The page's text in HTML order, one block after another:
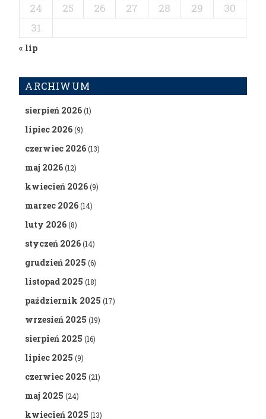
24
25 26 27 28 29
30
31
« lip
ARCHIWUM
sierpień 2026(1)
lipiec 2026(9)
czerwiec 2026(13)
maj 2026(12)
kwiecień 2026(9)
marzec 2026(14)
luty 2026(8)
styczeń 2026(14)
grudzień 2025 (6)
listopad 2025 (18)
październik 2025 (17)
wrzesień 2025 (19)
sierpień 2025 (16)
lipiec 2025 (9)
czerwiec 2025 (21)
maj 2025 (24)
kwiecień 2025 (13)